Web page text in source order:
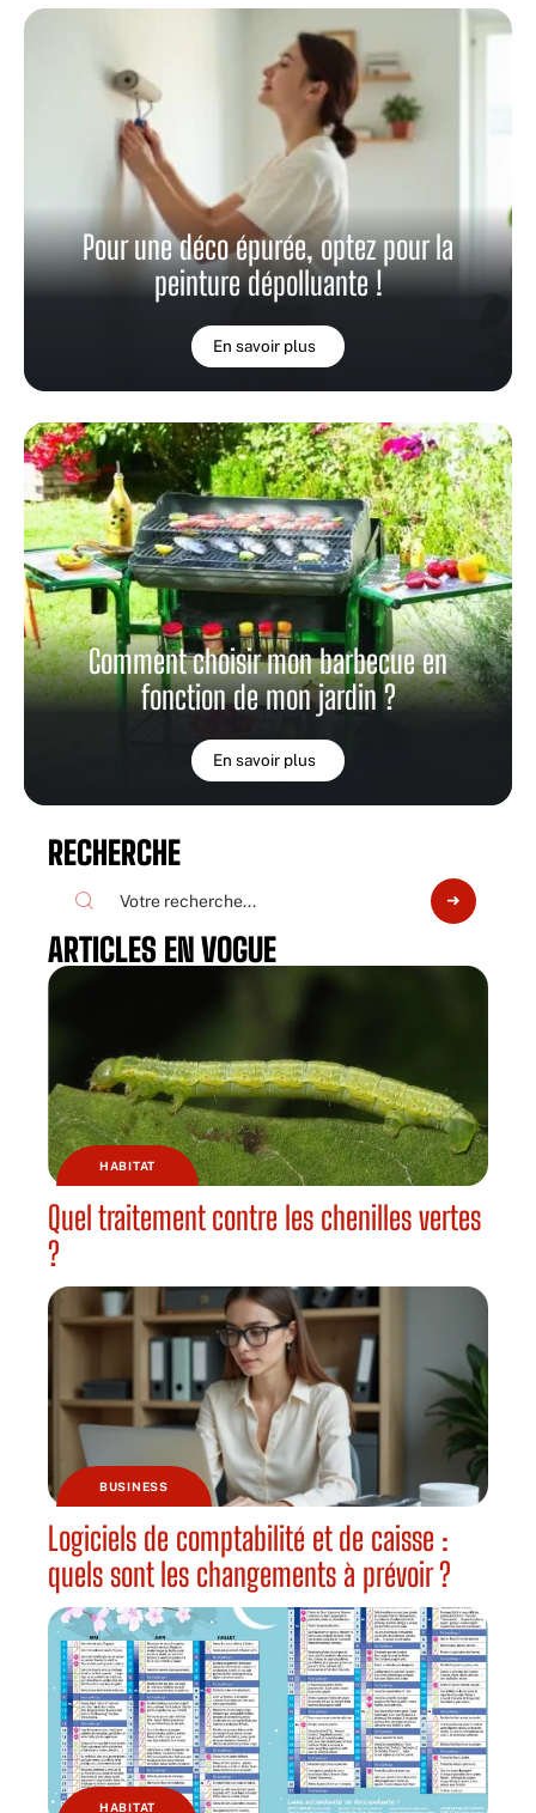
Pour une déco épurée, optez pour la
peinture dépolluante !
En savoir plus
Comment choisir mon barbecue en
fonction de mon jardin ?
En savoir plus
RECHERCHE
ARTICLES EN VOGUE
HABITAT
Quel traitement contre les chenilles vertes
?
BUSINESS
Logiciels de comptabilité et de caisse :
quels sont les changements à prévoir ?
HABITAT